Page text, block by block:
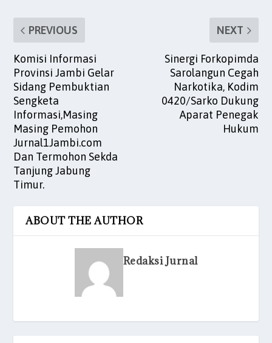
PREVIOUS
Komisi Informasi
Provinsi Jambi Gelar
Sidang Pembuktian
Sengketa
Informasi,Masing
Masing Pemohon
Jurnal1Jambi.com
Dan Termohon Sekda
Tanjung Jabung
Timur.
NEXT
Sinergi Forkopimda
Sarolangun Cegah
Narkotika, Kodim
0420/Sarko Dukung
Aparat Penegak
Hukum
ABOUT THE AUTHOR
Redaksi Jurnal